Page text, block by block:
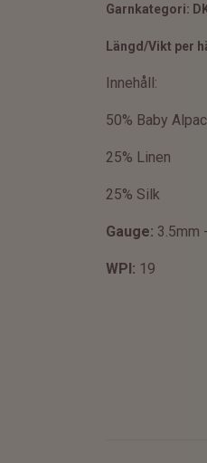
Garnkategori:
Längd/Vikt per
Innehåll:
50% Baby
25% Linen
25% Silk
Gauge: 3.5mm
WPI: 19